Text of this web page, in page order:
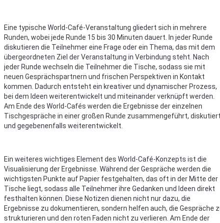
Eine typische World-Café-Veranstaltung gliedert sich in mehrere
Runden, wobei jede Runde 15 bis 30 Minuten dauert. In jeder Runde
diskutieren die Teilnehmer eine Frage oder ein Thema, das mit dem
übergeordneten Ziel der Veranstaltung in Verbindung steht. Nach
jeder Runde wechseln die Teilnehmer die Tische, sodass sie mit
neuen Gesprächspartnern und frischen Perspektiven in Kontakt
kommen. Dadurch entsteht ein kreativer und dynamischer Prozess,
bei dem Ideen weiterentwickelt und miteinander verknüpft werden.
Am Ende des World-Cafés werden die Ergebnisse der einzelnen
Tischgespräche in einer großen Runde zusammengeführt,
und gegebenenfalls weiterentwickelt.
Ein weiteres wichtiges Element des World-Café-Konzepts ist die
Visualisierung der Ergebnisse. Während der Gespräche werden die
wichtigsten Punkte auf Papier festgehalten, das oft in der Mitte der
Tische liegt, sodass alle Teilnehmer ihre Gedanken und Ideen direkt
festhalten können. Diese Notizen dienen nicht nur dazu, die
Ergebnisse zu dokumentieren, sondern helfen auch, die Gespräche
strukturieren und den roten Faden nicht zu verlieren. Am Ende der